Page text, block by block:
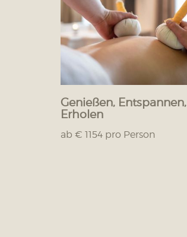
Genießen, Entspannen,
Erholen
ab € 1154 pro Person